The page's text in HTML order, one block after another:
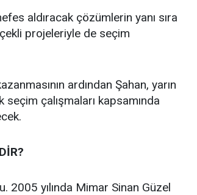
aldıracak çözümlerin yanı sıra
projeleriyle de seçim
ardından Şahan, yarın
çalışmaları kapsamında
2005 yılında Mimar Sinan Güzel